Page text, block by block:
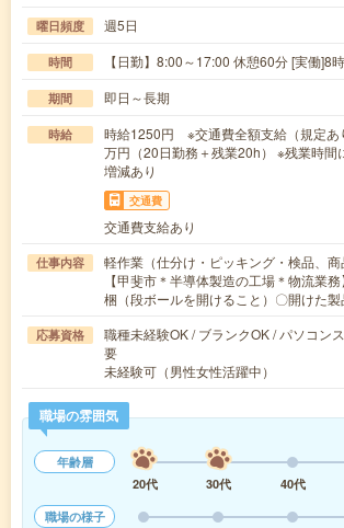
曜日頻度 週5日
時間 【日勤】8:00～17:00 休憩60分 [実働]8
期間 即日～長期
時給
時給1250円 ※交通費全額支給（規定あ
万円（20日勤務＋残業20h） ※残業時間
増減あり
交通費
交通費支給あり
仕事内容
軽作業（仕分け・ピッキング・検品、商
【甲斐市＊半導体製造の工場＊物流業
梱（段ボールを開けること）〇開けた
応募資格
職種未経験OK / ブランクOK / パソコン
要
未経験可（男性女性活躍中）
職場の雰囲気
年齢層
20代
30代 40代
職場の様子